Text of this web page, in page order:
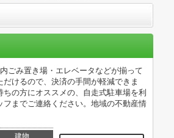
ごみ置き場・エレベータなどが揃って
けるので、決済の手間が軽減できま
の方にオススメの、自走式駐車場を利
までご連絡ください。地域の不動産情
建物